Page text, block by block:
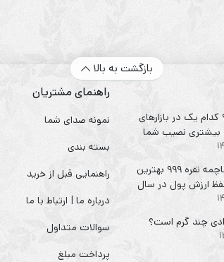
بازگشت به بالا
کدام یک در بازارهای
بیشتری نصیب شما
چرا خرید ساچمه نقره ۹۹۹ بهترین
ارزش پول در سال
چند گرم است؟
راهنمای مشتریان
نمونه صدای شما
بسته بندی
راهنمایی قبل از خرید
درباره ما | ارتباط با ما
سوالات متداول
پرداخت مبلغ